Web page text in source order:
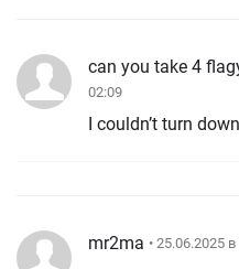
can you take 4
02:09
I couldn’t turn
mr2ma • 25.06.2025